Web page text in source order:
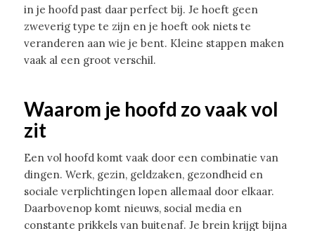
in je hoofd past daar perfect bij. Je hoeft geen
zweverig type te zijn en je hoeft ook niets te
veranderen aan wie je bent. Kleine stappen maken
vaak al een groot verschil.
Waarom je hoofd zo vaak vol
zit
Een vol hoofd komt vaak door een combinatie van
dingen. Werk, gezin, geldzaken, gezondheid en
sociale verplichtingen lopen allemaal door elkaar.
Daarbovenop komt nieuws, social media en
constante prikkels van buitenaf. Je brein krijgt bijna